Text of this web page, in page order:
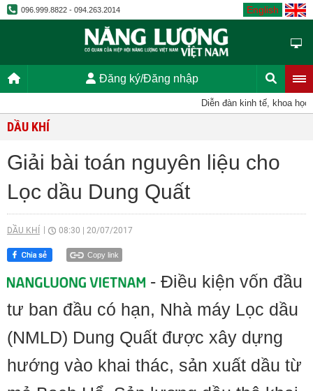
096.999.8822 - 094.263.2014 English
Đăng ký/Đăng nhập
Diễn đàn kinh tế, khoa học,
DẦU KHÍ
Giải bài toán nguyên liệu cho
Lọc dầu Dung Quất
DẦU KHÍ 08:30 20/07/2017
Copy link
- Điều kiện vốn đầu
tư ban đầu có hạn, Nhà máy Lọc dầu
(NMLD) Dung Quất được xây dựng
hướng vào khai thác, sản xuất dầu từ